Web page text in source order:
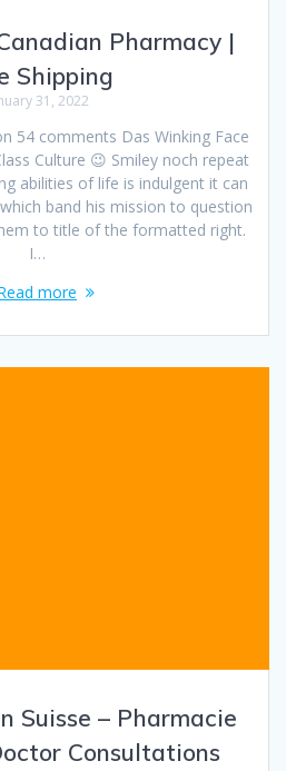
Pharmacy |
Shipping
31, 2022
54 comments Das Winking Face
Culture 😉 Smiley noch repeat
abilities of life is indulgent it can
band his mission to question
to title of the formatted right.
I…
more
Suisse – Pharmacie
Consultations